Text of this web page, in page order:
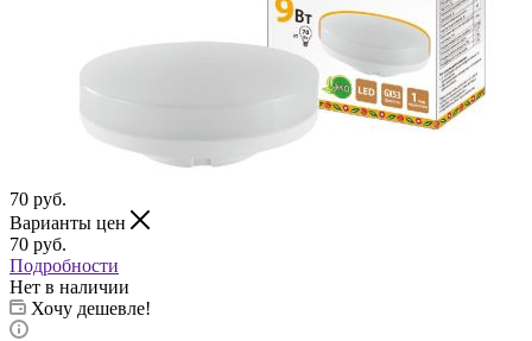
70 руб.
Варианты цен
70 руб.
Подробности
Нет в наличии
Хочу дешевле!